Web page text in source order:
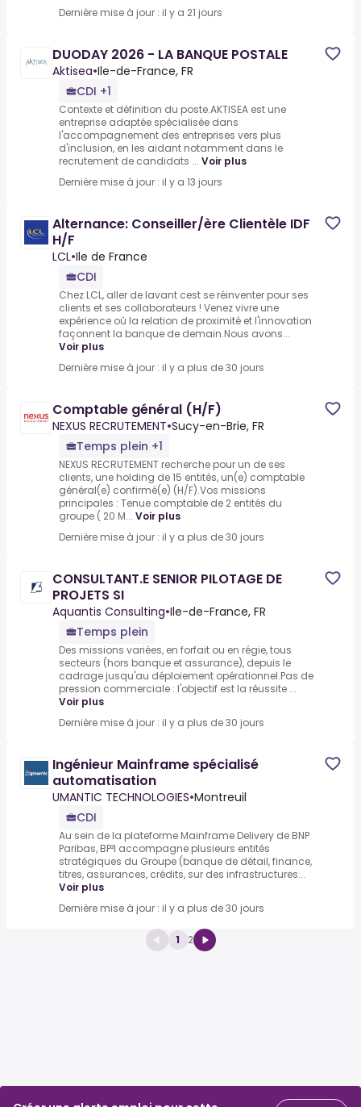
Dernière mise à jour : il y a 21 jours
DUODAY 2026 - LA BANQUE POSTALE
Aktisea•Ile-de-France, FR
CDI +1
Contexte et définition du poste.AKTISEA est une
entreprise adaptée spécialisée dans
l'accompagnement des entreprises vers plus
d'inclusion, en les aidant notamment dans le
recrutement de candidats ... Voir plus
Dernière mise à jour : il y a 13 jours
Alternance: Conseiller/ère Clientèle IDF
H/F
LCL•Ile de France
CDI
Chez LCL, aller de lavant cest se réinventer pour ses
clients et ses collaborateurs ! Venez vivre une
expérience où la relation de proximité et l'innovation
façonnent la banque de demain.Nous avons...
Voir plus
Dernière mise à jour : il y a plus de 30 jours
Comptable général (H/F)
NEXUS RECRUTEMENT•Sucy-en-Brie, FR
Temps plein +1
NEXUS RECRUTEMENT recherche pour un de ses
clients, une holding de 15 entités, un(e) comptable
général(e) confirmé(e) (H/F).Vos missions
principales : Tenue comptable de 2 entités du
groupe ( 20 M... Voir plus
Dernière mise à jour : il y a plus de 30 jours
CONSULTANT.E SENIOR PILOTAGE DE
PROJETS SI
Aquantis Consulting•Ile-de-France, FR
Temps plein
Des missions variées, en forfait ou en régie, tous
secteurs (hors banque et assurance), depuis le
cadrage jusqu'au déploiement opérationnel.Pas de
pression commerciale : l'objectif est la réussite ...
Voir plus
Dernière mise à jour : il y a plus de 30 jours
Ingénieur Mainframe spécialisé
automatisation
UMANTIC TECHNOLOGIES•Montreuil
CDI
Au sein de la plateforme Mainframe Delivery de BNP
Paribas, BP²I accompagne plusieurs entités
stratégiques du Groupe (banque de détail, finance,
titres, assurances, crédits, sur des infrastructures...
Voir plus
Dernière mise à jour : il y a plus de 30 jours
1 2